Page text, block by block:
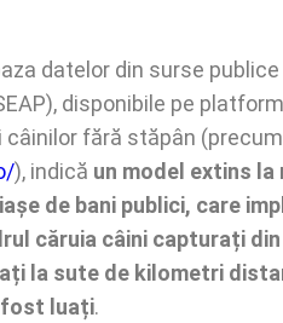
datelor din surse publice
disponibile pe
fără stăpân (precum
), indică un model extins la
de bani publici, care
căruia câini capturați
la sute de kilometri
fost luați.